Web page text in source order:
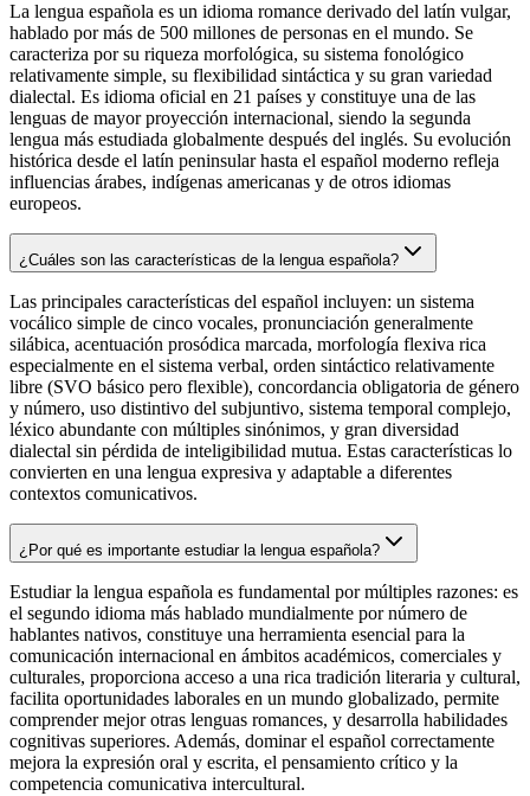
La lengua española es un idioma romance derivado del latín vulgar,
hablado por más de 500 millones de personas en el mundo. Se
caracteriza por su riqueza morfológica, su sistema fonológico
relativamente simple, su flexibilidad sintáctica y su gran variedad
dialectal. Es idioma oficial en 21 países y constituye una de las
lenguas de mayor proyección internacional, siendo la segunda
lengua más estudiada globalmente después del inglés. Su evolución
histórica desde el latín peninsular hasta el español moderno refleja
influencias árabes, indígenas americanas y de otros idiomas
europeos.
¿Cuáles son las características de la lengua española?
Las principales características del español incluyen: un sistema
vocálico simple de cinco vocales, pronunciación generalmente
silábica, acentuación prosódica marcada, morfología flexiva rica
especialmente en el sistema verbal, orden sintáctico relativamente
libre (SVO básico pero flexible), concordancia obligatoria de género
y número, uso distintivo del subjuntivo, sistema temporal complejo,
léxico abundante con múltiples sinónimos, y gran diversidad
dialectal sin pérdida de inteligibilidad mutua. Estas características lo
convierten en una lengua expresiva y adaptable a diferentes
contextos comunicativos.
¿Por qué es importante estudiar la lengua española?
Estudiar la lengua española es fundamental por múltiples razones: es
el segundo idioma más hablado mundialmente por número de
hablantes nativos, constituye una herramienta esencial para la
comunicación internacional en ámbitos académicos, comerciales y
culturales, proporciona acceso a una rica tradición literaria y cultural,
facilita oportunidades laborales en un mundo globalizado, permite
comprender mejor otras lenguas romances, y desarrolla habilidades
cognitivas superiores. Además, dominar el español correctamente
mejora la expresión oral y escrita, el pensamiento crítico y la
competencia comunicativa intercultural.